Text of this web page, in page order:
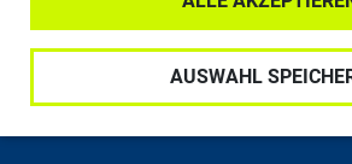
Datenschutz
Haftungsausschluss
Impressum
AUSWAHL